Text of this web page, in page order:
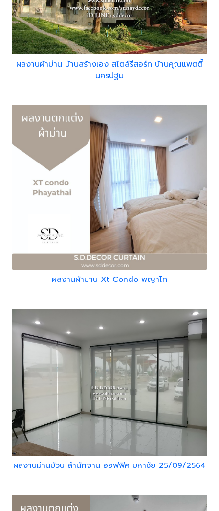
ผลงานผ้าม่าน บ้านสร้างเอง สไตล์รีสอร์ท บ้านคุณแพตตี้
นครปฐม
ผลงานผ้าม่าน Xt Condo พญาไท
ผลงานม่านม้วน สำนักงาน ออฟฟิศ มหาชัย 25/09/2564